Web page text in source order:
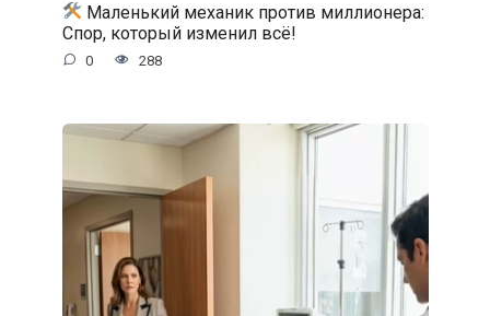
Маленький механик против миллионера:
Спор, который изменил всё!
0 288